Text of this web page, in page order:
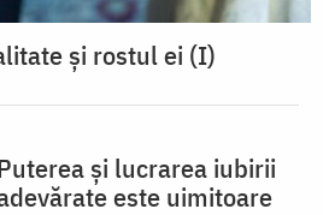
și rostul ei (I)
și lucrarea iubirii
este uimitoare